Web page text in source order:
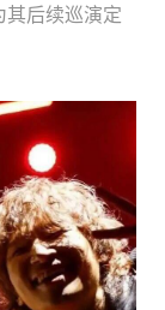
后续巡演定